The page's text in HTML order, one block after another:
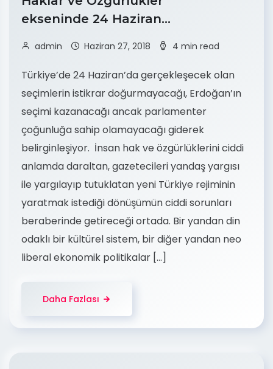
ekseninde 24 Haziran…
admin Haziran 27, 2018 4 min read
Türkiye’de 24 Haziran’da gerçekleşecek olan
seçimlerin istikrar doğurmayacağı, Erdoğan’ın
seçimi kazanacağı ancak parlamenter
çoğunluğa sahip olamayacağı giderek
belirginleşiyor. İnsan hak ve özgürlüklerini ciddi
anlamda daraltan, gazetecileri yandaş yargısı
ile yargılayıp tutuklatan yeni Türkiye rejiminin
yaratmak istediği dönüşümün ciddi sorunları
beraberinde getireceği ortada. Bir yandan din
odaklı bir kültürel sistem, bir diğer yandan neo
liberal ekonomik politikalar […]
Daha Fazlası